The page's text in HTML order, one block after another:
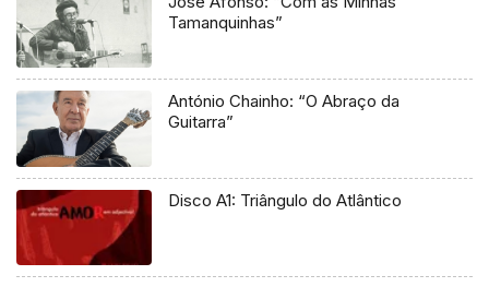
Tamanquinhas”
António Chainho: “O Abraço da
Guitarra”
Disco A1: Triângulo do Atlântico